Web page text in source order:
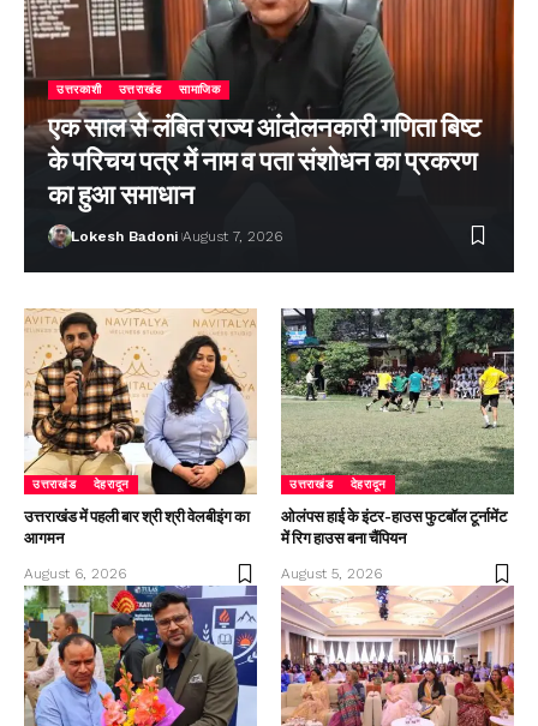
उत्तरकाशी उत्तराखंड सामाजिक
एक साल से लंबित राज्य आंदोलनकारी गणिता बिष्ट
के परिचय पत्र में नाम व पता संशोधन का प्रकरण
का हुआ समाधान
Lokesh Badoni August 7, 2026
उत्तराखंड देहरादून
उत्तराखंड में पहली बार श्री श्री वेलबीइंग का
आगमन
August 6, 2026
उत्तराखंड देहरादून
ओलंपस हाई के इंटर-हाउस फुटबॉल टूर्नामेंट
में रिग हाउस बना चैंपियन
August 5, 2026